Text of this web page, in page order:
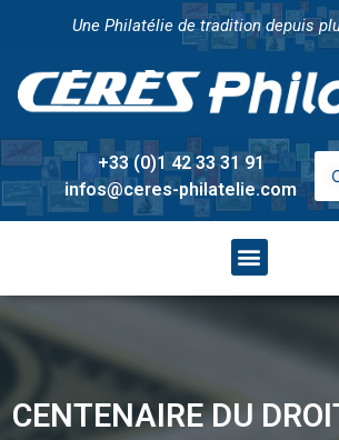
Une Philatélie de tradition depuis
+33 (0)1 42 33 31 91
infos@ceres-philatelie.com
CENTENAIRE DU